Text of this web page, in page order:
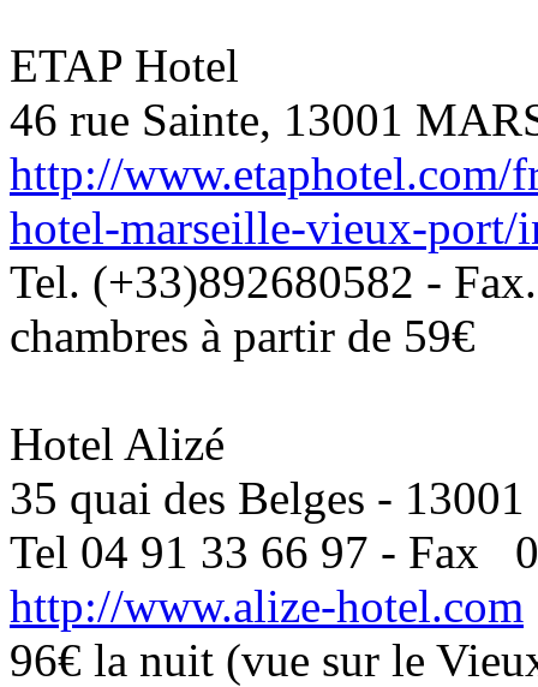
ETAP Hotel
46 rue Sainte, 13001
http://www.etaphotel.com/
hotel-marseille-vieux-port/
Tel. (+33)892680582 -
chambres à partir de 59€
Hotel Alizé
35 quai des Belges -
Tel 04 91 33 66 97 - Fax
http://www.alize-hotel.com
96€ la nuit (vue sur le